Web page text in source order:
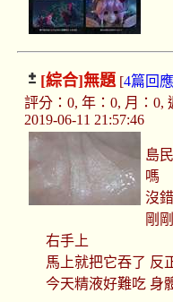
[綜合]無題[4篇回應
評分：0, 年：0, 月：0,
2019-06-11 21:57:46
島
嗎
沒
剛
右手上
馬上就把它吞了 反
今天精液好難吃 身